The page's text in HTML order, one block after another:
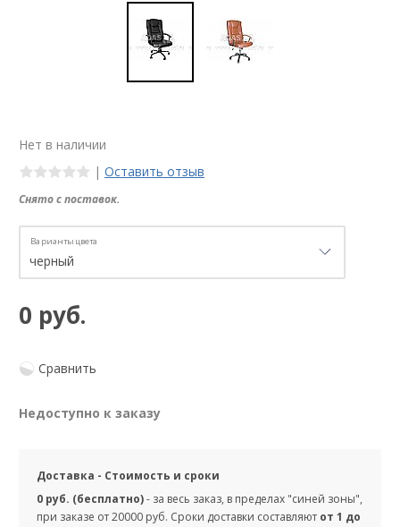
Нет в наличии
| Оставить отзыв
Снято с поставок.
Варианты цвета
0 руб.
Сравнить
Недоступно к заказу
Доставка - Стоимость и сроки
0 руб. (бесплатно)- за весь заказ, в пределах "синей зоны",
при заказе от 20000 руб. Сроки доставки составляют от 1 до